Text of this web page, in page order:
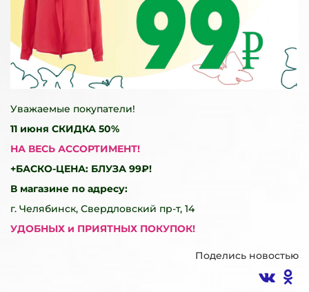
Уважаемые покупатели!
11 июня СКИДКА 50%
НА ВЕСЬ АССОРТИМЕНТ!
+БАСКО-ЦЕНА: БЛУЗА 99₽!
В магазине по адресу:
г. Челябинск, Свердловский пр-т, 14
УДОБНЫХ и ПРИЯТНЫХ ПОКУПОК!
Поделись новостью